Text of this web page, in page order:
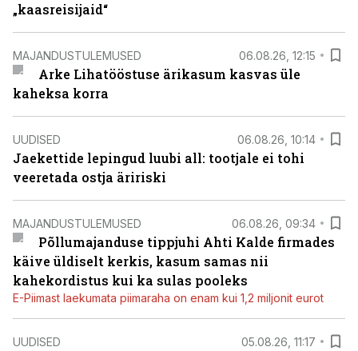
„kaasreisijaid“
MAJANDUSTULEMUSED 06.08.26, 12:15
Arke Lihatööstuse ärikasum kasvas üle
kaheksa korra
UUDISED 06.08.26, 10:14
Jaekettide lepingud luubi all: tootjale ei tohi
veeretada ostja äririski
MAJANDUSTULEMUSED 06.08.26, 09:34
Põllumajanduse tippjuhi Ahti Kalde firmades
käive üldiselt kerkis, kasum samas nii
kahekordistus kui ka sulas pooleks
E-Piimast laekumata piimaraha on enam kui 1,2 miljonit eurot
UUDISED 05.08.26, 11:17